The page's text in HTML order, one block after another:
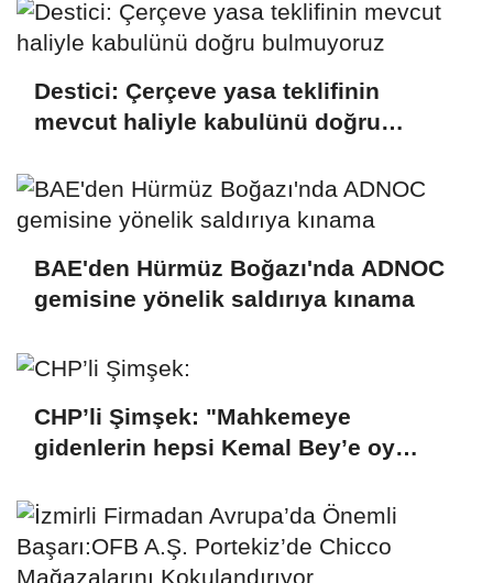
Destici: Çerçeve yasa teklifinin
mevcut haliyle kabulünü doğru
BAE'den Hürmüz Boğazı'nda ADNOC
gemisine yönelik saldırıya kınama
CHP’li Şimşek: "Mahkemeye
gidenlerin hepsi Kemal Bey’e oy